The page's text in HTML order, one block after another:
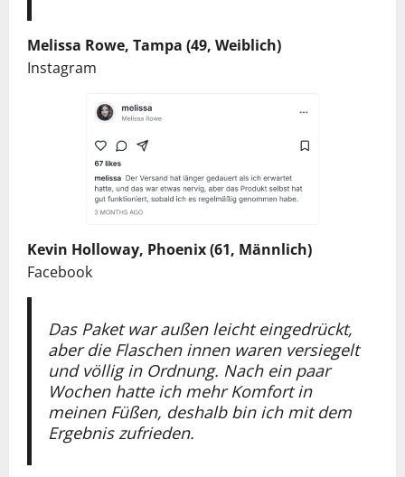
Melissa Rowe, Tampa (49, Weiblich)
Instagram
Kevin Holloway, Phoenix (61, Männlich)
Facebook
Das Paket war außen leicht eingedrückt,
aber die Flaschen innen waren versiegelt
und völlig in Ordnung. Nach ein paar
Wochen hatte ich mehr Komfort in
meinen Füßen, deshalb bin ich mit dem
Ergebnis zufrieden.